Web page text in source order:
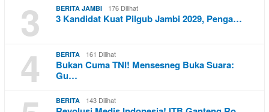
3 BERITA JAMBI 176 Dilihat
3 Kandidat Kuat Pilgub Jambi 2029, Penga…
4 BERITA 161 Dilihat
Bukan Cuma TNI! Mensesneg Buka Suara:
Gu…
BERITA 143 Dilihat